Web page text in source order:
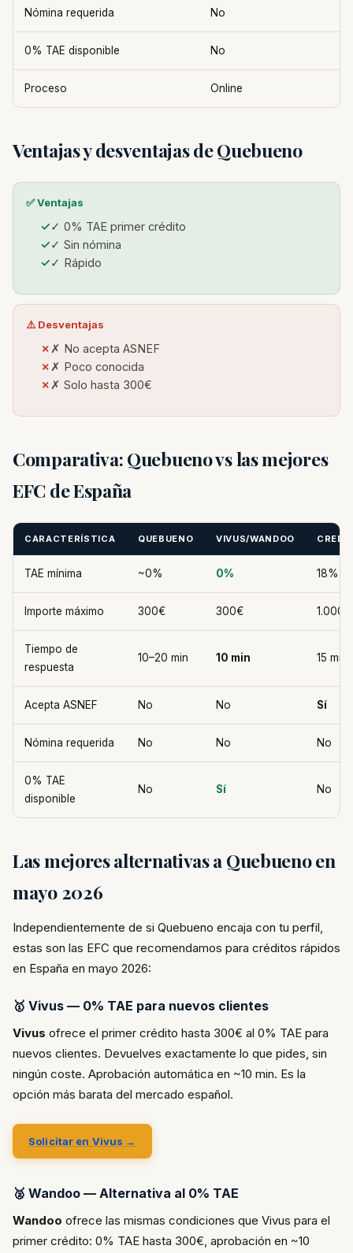
Nómina requerida No
0% TAE disponible No
Proceso Online
Ventajas y desventajas de Quebueno
✅ Ventajas
✓ 0% TAE primer crédito
✓ Sin nómina
✓ Rápido
⚠️ Desventajas
✗ No acepta ASNEF
✗ Poco conocida
✗ Solo hasta 300€
Comparativa: Quebueno vs las mejores
EFC de España
CARACTERÍSTICA QUEBUENO VIVUS/WANDOO
TAE mínima ~0% 0% 18%
Importe máximo 300€ 300€ 1.000€
Tiempo de
respuesta
10–20 min 10 min 15 min
Acepta ASNEF No No Sí
Nómina requerida No No No
0% TAE
disponible
No Sí No
Las mejores alternativas a Quebueno en
mayo 2026
Independientemente de si Quebueno encaja con tu perfil,
estas son las EFC que recomendamos para créditos rápidos
en España en mayo 2026:
🥇 Vivus — 0% TAE para nuevos clientes
Vivus ofrece el primer crédito hasta 300€ al 0% TAE para
nuevos clientes. Devuelves exactamente lo que pides, sin
ningún coste. Aprobación automática en ~10 min. Es la
opción más barata del mercado español.
Solicitar en Vivus →
🥈 Wandoo — Alternativa al 0% TAE
Wandoo ofrece las mismas condiciones que Vivus para el
primer crédito: 0% TAE hasta 300€, aprobación en ~10